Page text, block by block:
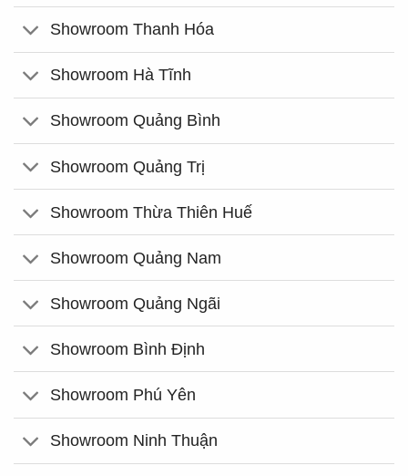
Showroom Thanh Hóa
Showroom Hà Tĩnh
Showroom Quảng Bình
Showroom Quảng Trị
Showroom Thừa Thiên Huế
Showroom Quảng Nam
Showroom Quảng Ngãi
Showroom Bình Định
Showroom Phú Yên
Showroom Ninh Thuận